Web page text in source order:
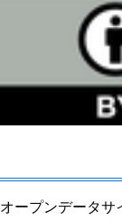
ープンデータサ